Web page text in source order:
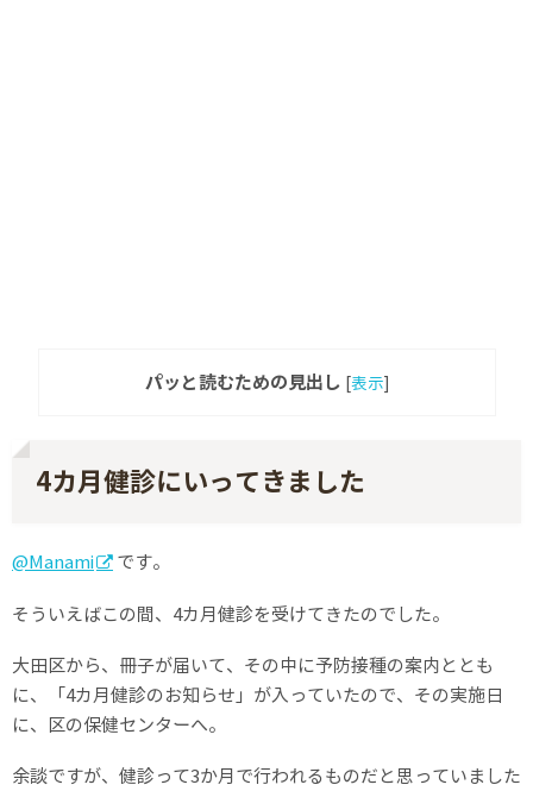
パッと読むための見出し [表示]
4カ月健診にいってきました
@Manami です。
そういえばこの間、4カ月健診を受けてきたのでした。
大田区から、冊子が届いて、その中に予防接種の案内ととも
に、「4カ月健診のお知らせ」が入っていたので、その実施日
に、区の保健センターへ。
余談ですが、健診って3か月で行われるものだと思っていました